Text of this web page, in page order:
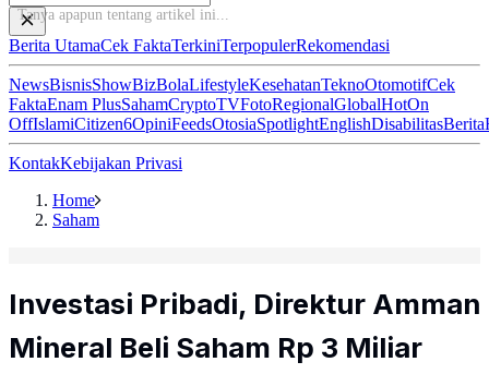
Baca
Berita UtamaCek FaktaTerkiniTerpopulerRekomendasi
NewsBisnisShowBizBolaLifestyleKesehatanTeknoOtomotifCek
FaktaEnam PlusSahamCryptoTVFotoRegionalGlobalHotOn
OffIslamiCitizen6OpiniFeedsOtosiaSpotlightEnglishDisabilitasBerita
KontakKebijakan Privasi
Home
Saham
Investasi Pribadi, Direktur Amman
Mineral Beli Saham Rp 3 Miliar